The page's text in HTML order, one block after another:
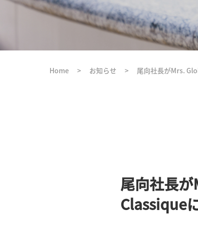
Home > お知らせ > 尾向社長がMrs.
尾向社長
Classique